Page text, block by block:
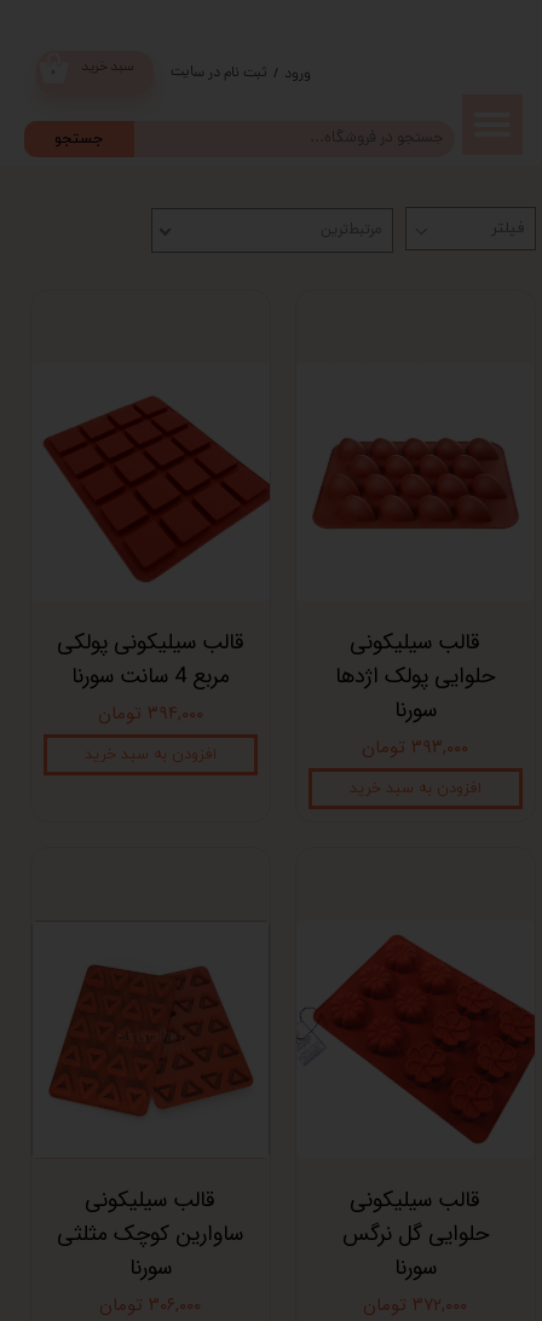
جستجو
سبد خرید ورود / ثبت نام در سایت
تغییر گذر
خروج از
حساب
کاربری
مرتبط‌ترین
قالب سیلیکونی
حلوایی پولک اژدها
سورنا
۳۹۳,۰۰۰ تومان
افزودن به سبد خرید
قالب سیلیکونی پولکی
مربع 4 سانت سورنا
۳۹۴,۰۰۰ تومان
افزودن به سبد خرید
قالب سیلیکونی
حلوایی گل نرگس
سورنا
۳۷۲,۰۰۰ تومان
قالب سیلیکونی
ساوارین کوچک مثلثی
سورنا
۳۰۶,۰۰۰ تومان